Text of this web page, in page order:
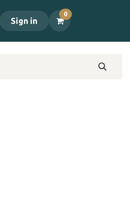
Sign in
0